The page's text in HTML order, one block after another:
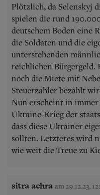
Plötzlich, da Selenskyj
spielen die rund
deutschem Boden eine
die Soldaten und die
unterstehenden
reichlichen Bürgergeld.
noch die Miete mit
Steuerzahler bezahlt
Nun erscheint in
Ukraine-Krieg der
dass diese Ukrainer
sollten. Letzteres wird
wie weit die Treue zu
sitra achra am 29.12.23,